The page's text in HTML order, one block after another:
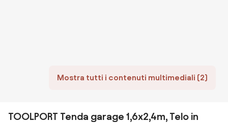
Mostra tutti i contenuti multimediali (2)
TOOLPORT Tenda garage 1,6x2,4m, Telo in